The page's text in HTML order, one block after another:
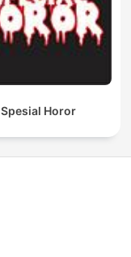
Spesial Horor